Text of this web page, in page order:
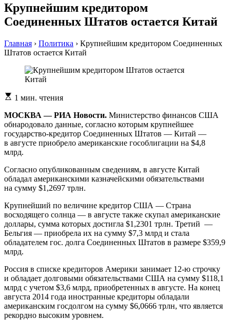
Крупнейшим кредитором
Соединенных Штатов остается Китай
Главная › Политика › Крупнейшим кредитором Соединенных
Штатов остается Китай
Расчетное
чтения
1 мин. чтения
МОСКВА — РИА Новости. Министерство финансов США
обнародовало данные, согласно которым крупнейшее
государство-кредитор Соединенных Штатов — Китай —
в августе приобрело американские гособлигации на $4,8
млрд.
Согласно опубликованным сведениям, в августе Китай
обладал американскими казначейскими обязательствами
на сумму $1,2697 трлн.
Крупнейший по величине кредитор США — Страна
восходящего солнца — в августе также скупал американские
доллары, сумма которых достигла $1,2301 трлн. Третий —
Бельгия — приобрела их на сумму $7,3 млрд и стала
обладателем гос. долга Соединенных Штатов в размере $359,9
млрд.
Россия в списке кредиторов Америки занимает 12-ю строчку
и обладает долговыми обязательствами США на сумму $118,1
млрд с учетом $3,6 млрд, приобретенных в августе. На конец
августа 2014 года иностранные кредиторы обладали
американским госдолгом на сумму $6,0666 трлн, что является
рекордно высоким уровнем.